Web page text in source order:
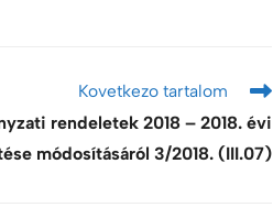
Kovetkezo tartalom
rendeletek 2018 – 2018. évi
módosításáról 3/2018. (III.07)